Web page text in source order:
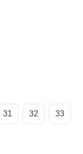
31 32 33